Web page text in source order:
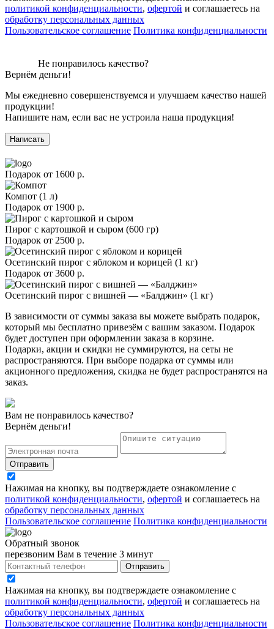
политикой конфиденциальности, офертой и соглашаетесь на
обработку персональных данных
Пользовательское соглашение Политика конфиденциальности
Не понравилось качество?
Вернём деньги!
Мы ежедневно совершенствуемся и улучшаем качество нашей
продукции!
Напишите нам, если вас не устроила наша продукция!
Написать
Подарок от 1600 р.
Компот (1 л)
Подарок от 1900 р.
Пирог с картошкой и сыром (600 гр)
Подарок от 2500 р.
Осетинский пирог с яблоком и корицей (1 кг)
Подарок от 3600 р.
Осетинский пирог с вишней — «Балджин» (1 кг)
В зависимости от суммы заказа вы можете выбрать подарок,
который мы бесплатно привезём с вашим заказом. Подарок
будет доступен при оформлении заказа в корзине.
Подарки, акции и скидки не суммируются, на сеты не
распространяются. При выборе подарка от суммы или
акционного предложения, скидка не будет распространятся на
заказ.
Вам не понравилось качество?
Вернём деньги!
Отправить
Нажимая на кнопку, вы подтверждаете ознакомление с
политикой конфиденциальности, офертой и соглашаетесь на
обработку персональных данных
Пользовательское соглашение Политика конфиденциальности
Обратный звонок
перезвоним Вам в течение 3 минут
Отправить
Нажимая на кнопку, вы подтверждаете ознакомление с
политикой конфиденциальности, офертой и соглашаетесь на
обработку персональных данных
Пользовательское соглашение Политика конфиденциальности